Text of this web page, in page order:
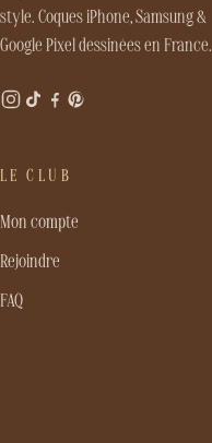
style. Coques iPhone, Samsung &
Google Pixel dessinées en France.
LE CLUB
Mon compte
Rejoindre
FAQ